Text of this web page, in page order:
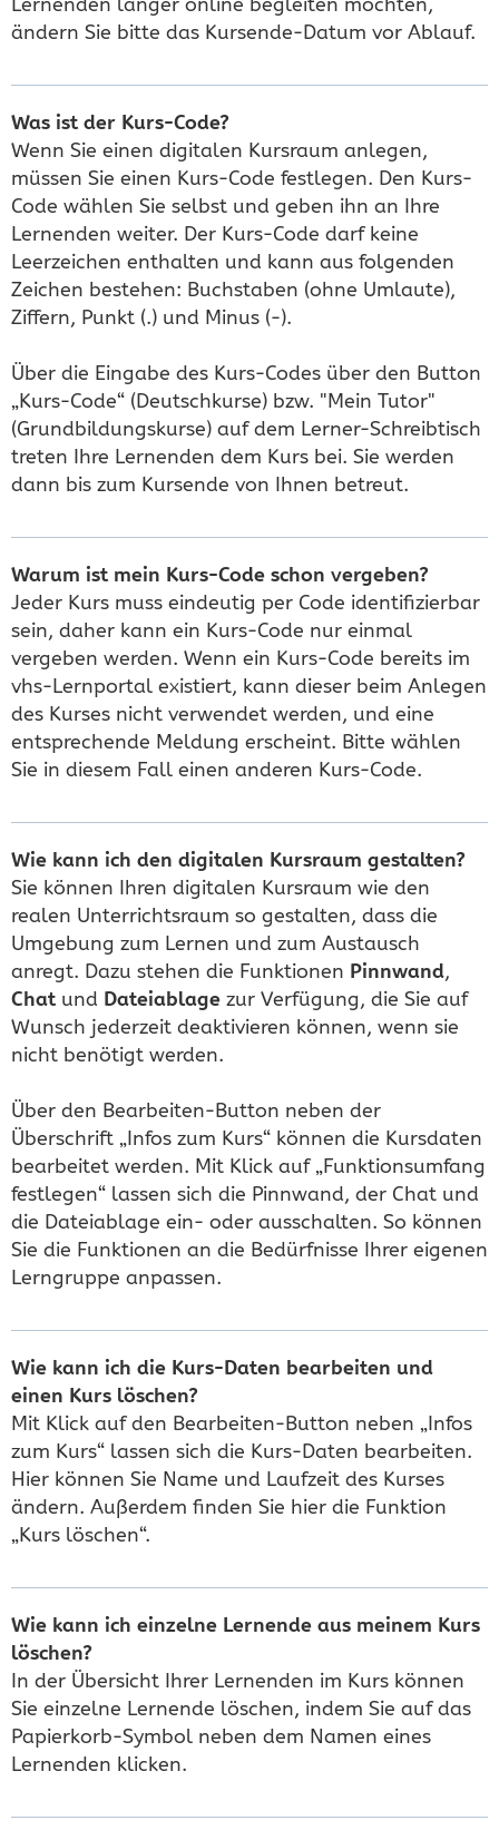
ändern Sie bitte das Kursende-Datum vor Ablauf.
Was ist der Kurs-Code?
Wenn Sie einen digitalen Kursraum anlegen,
müssen Sie einen Kurs-Code festlegen. Den Kurs-
Code wählen Sie selbst und geben ihn an Ihre
Lernenden weiter. Der Kurs-Code darf keine
Leerzeichen enthalten und kann aus folgenden
Zeichen bestehen: Buchstaben (ohne Umlaute),
Ziffern, Punkt (.) und Minus (-).
Über die Eingabe des Kurs-Codes über den Button
„Kurs-Code“ (Deutschkurse) bzw. "Mein Tutor"
(Grundbildungskurse) auf dem Lerner-Schreibtisch
treten Ihre Lernenden dem Kurs bei. Sie werden
dann bis zum Kursende von Ihnen betreut.
Warum ist mein Kurs-Code schon vergeben?
Jeder Kurs muss eindeutig per Code identifizierbar
sein, daher kann ein Kurs-Code nur einmal
vergeben werden. Wenn ein Kurs-Code bereits im
vhs-Lernportal existiert, kann dieser beim Anlegen
des Kurses nicht verwendet werden, und eine
entsprechende Meldung erscheint. Bitte wählen
Sie in diesem Fall einen anderen Kurs-Code.
Wie kann ich den digitalen Kursraum gestalten?
Sie können Ihren digitalen Kursraum wie den
realen Unterrichtsraum so gestalten, dass die
Umgebung zum Lernen und zum Austausch
anregt. Dazu stehen die Funktionen Pinnwand,
Chat und Dateiablage zur Verfügung, die Sie auf
Wunsch jederzeit deaktivieren können, wenn sie
nicht benötigt werden.
Über den Bearbeiten-Button neben der
Überschrift „Infos zum Kurs“ können die Kursdaten
bearbeitet werden. Mit Klick auf „Funktionsumfang
festlegen“ lassen sich die Pinnwand, der Chat und
die Dateiablage ein- oder ausschalten. So können
Sie die Funktionen an die Bedürfnisse Ihrer eigenen
Lerngruppe anpassen.
Wie kann ich die Kurs-Daten bearbeiten und
einen Kurs löschen?
Mit Klick auf den Bearbeiten-Button neben „Infos
zum Kurs“ lassen sich die Kurs-Daten bearbeiten.
Hier können Sie Name und Laufzeit des Kurses
ändern. Außerdem finden Sie hier die Funktion
„Kurs löschen“.
Wie kann ich einzelne Lernende aus meinem Kurs
löschen?
In der Übersicht Ihrer Lernenden im Kurs können
Sie einzelne Lernende löschen, indem Sie auf das
Papierkorb-Symbol neben dem Namen eines
Lernenden klicken.